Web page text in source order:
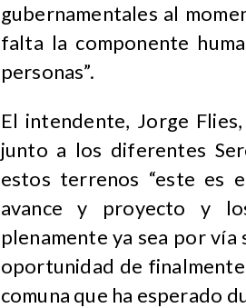
gubernamentales al
falta la componente
personas”.
El intendente, Jorge
junto a los diferentes
estos terrenos “este es
avance y proyecto y
plenamente ya sea por
oportunidad de
comuna que ha esperado